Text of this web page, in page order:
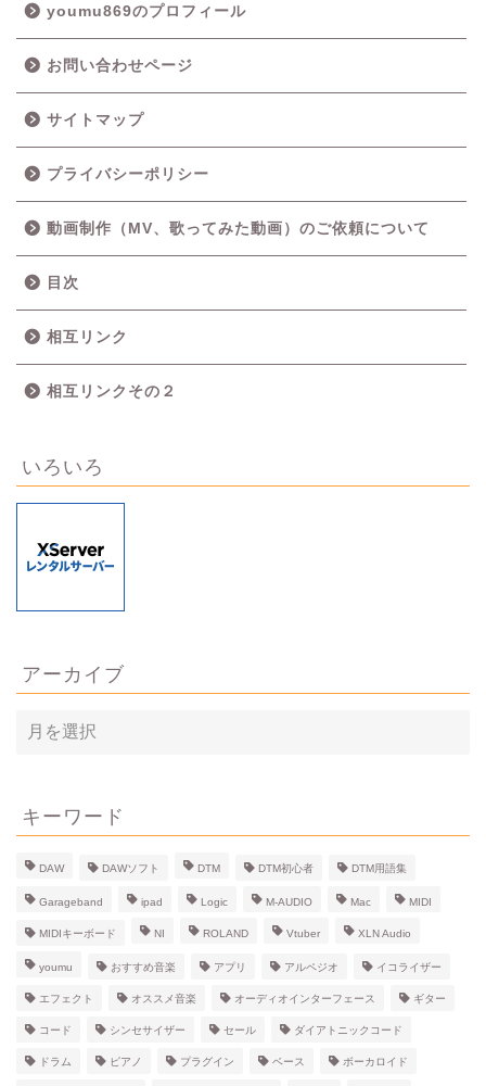
youmu869のプロフィール
お問い合わせページ
サイトマップ
プライバシーポリシー
動画制作（MV、歌ってみた動画）のご依頼について
目次
相互リンク
相互リンクその２
いろいろ
アーカイブ
ア
ー
ブ
キーワード
DAW DAWソフト DTM DTM初心者 DTM用語集
Garageband ipad Logic M-AUDIO Mac MIDI
MIDIキーボード NI ROLAND Vtuber XLN Audio
youmu おすすめ音楽 アプリ アルペジオ イコライザー
エフェクト オススメ音楽 オーディオインターフェース ギター
コード シンセサイザー セール ダイアトニックコード
ドラム ピアノ プラグイン ベース ボーカロイド